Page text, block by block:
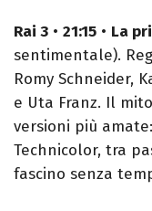
Rai 3 • 21:15 • La
sentimentale).
Romy Schneider,
e Uta Franz. Il
versioni più
Technicolor, tra
fascino senza